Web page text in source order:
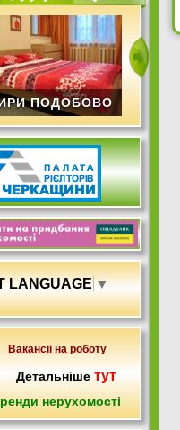
ПОДОБОВО
LANGUAGE▼
Вакансіі на роботу
Детальніше тут
нерухомості